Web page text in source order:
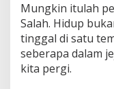
Mungkin itulah
Salah. Hidup
tinggal di satu
seberapa dalam
kita pergi.